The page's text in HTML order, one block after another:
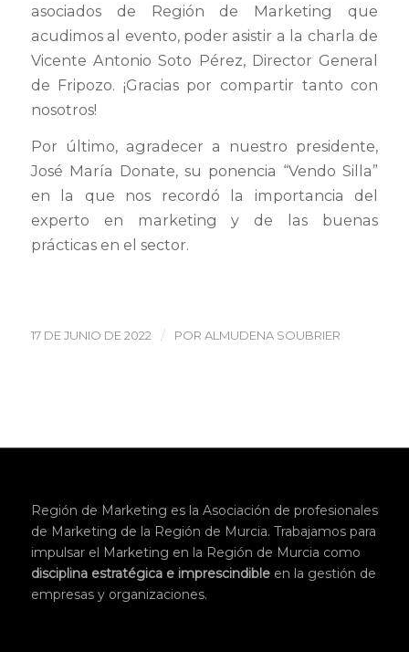
asociados de Región de Marketing que
acudimos al evento, poder asistir a la charla de
Vicente Antonio Soto Pérez, Director General
de Fripozo. ¡Gracias por compartir tanto con
nosotros!
Por último, agradecer a nuestro presidente,
José María Donate, su ponencia “Vendo Silla”
en la que nos recordó la importancia del
experto en marketing y de las buenas
prácticas en el sector.
17 DE JUNIO DE 2022 / POR ALMUDENA SOUBRIER
Región de Marketing es la Asociación de profesionales
de Marketing de la Región de Murcia. Trabajamos para
impulsar el Marketing en la Región de Murcia como
disciplina estratégica e imprescindibleen la gestión de
empresas y organizaciones.